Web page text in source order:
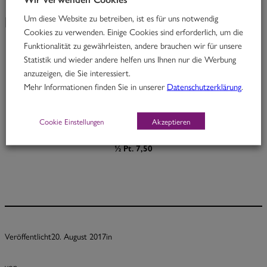
KW34
Rindfleisch in Mandel-Petersilcurry mit Zucchini
½ Pt. 7,50
Veröffentlicht20. August 2017in
Um diese Website zu betreiben, ist es für uns notwendig
Cookies zu verwenden. Einige Cookies sind erforderlich, um die
Funktionalität zu gewährleisten, andere brauchen wir für unsere
Statistik und wieder andere helfen uns Ihnen nur die Werbung
anzuzeigen, die Sie interessiert.
Mehr Informationen finden Sie in unsererDatenschutzerklärung
Cookie Einstellungen Akzeptieren